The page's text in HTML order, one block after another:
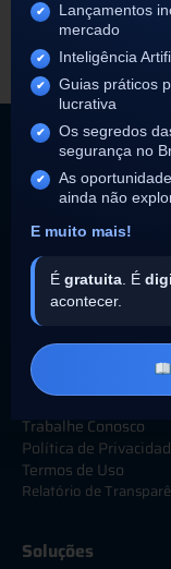
mantendo todas
sincronizadas em
monitoramento.
recursos, […]
Siga nossas redes sociais
Institucional
Sobre
25 anos Segware
Trabalhe Conosco
Política de
Termos de Uso
Relatório de
Soluções
Lançamentos
mercado
Inteligência
Guias práticos
lucrativa
Os segredos
segurança no
As
ainda não
E muito mais!
É gratuita. É
acontecer.